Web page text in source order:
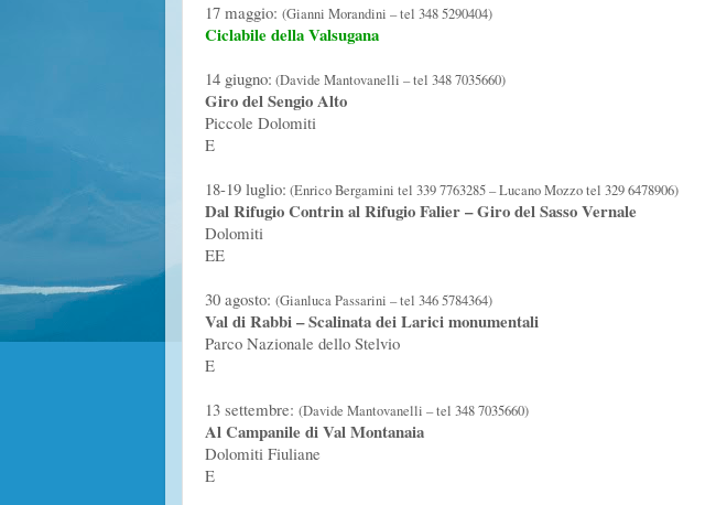
17 maggio: (Gianni Morandini – tel 348 5290404)
Ciclabile della Valsugana
14 giugno: (Davide Mantovanelli – tel 348 7035660)
Giro del Sengio Alto
Piccole Dolomiti
E
18-19 luglio: (Enrico Bergamini tel 339 7763285 – Lucano Mozzo tel 329 6478906)
Dal Rifugio Contrin al Rifugio Falier – Giro del Sasso Vernale
Dolomiti
EE
30 agosto: (Gianluca Passarini – tel 346 5784364)
Val di Rabbi – Scalinata dei Larici monumentali
Parco Nazionale dello Stelvio
E
13 settembre: (Davide Mantovanelli – tel 348 7035660)
Al Campanile di Val Montanaia
Dolomiti Fiuliane
E